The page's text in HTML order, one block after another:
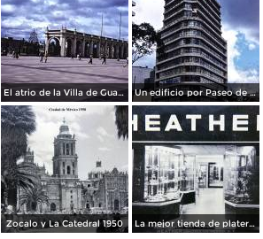
El atrio de la Villa de Guadalupe 1950. Un edificio por Paseo de La Reforma 1950
Zocalo y La Catedral 1950 La mejor tienda de plateria.